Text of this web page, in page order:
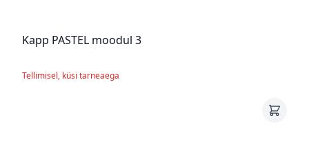
Kapp PASTEL moodul 3
Tellimisel, küsi tarneaega